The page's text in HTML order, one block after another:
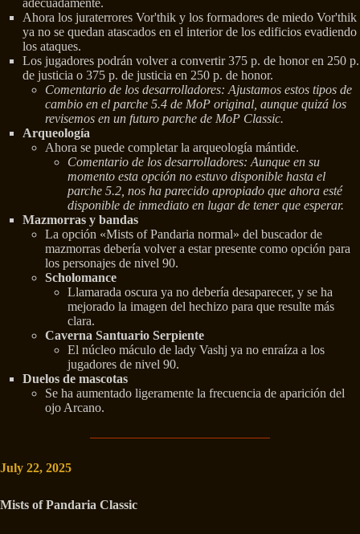
adecuadamente.
Ahora los juraterrores Vor'thik y los formadores de miedo Vor'thik
ya no se quedan atascados en el interior de los edificios evadiendo
los ataques.
Los jugadores podrán volver a convertir 375 p. de honor en 250 p.
de justicia o 375 p. de justicia en 250 p. de honor.
Comentario de los desarrolladores: Ajustamos estos tipos de
cambio en el parche 5.4 de MoP original, aunque quizá los
revisemos en un futuro parche de MoP Classic.
Arqueología
Ahora se puede completar la arqueología mántide.
Comentario de los desarrolladores: Aunque en su
momento esta opción no estuvo disponible hasta el
parche 5.2, nos ha parecido apropiado que ahora esté
disponible de inmediato en lugar de tener que esperar.
Mazmorras y bandas
La opción «Mists of Pandaria normal» del buscador de
mazmorras debería volver a estar presente como opción para
los personajes de nivel 90.
Scholomance
Llamarada oscura ya no debería desaparecer, y se ha
mejorado la imagen del hechizo para que resulte más
clara.
Caverna Santuario Serpiente
El núcleo máculo de lady Vashj ya no enraíza a los
jugadores de nivel 90.
Duelos de mascotas
Se ha aumentado ligeramente la frecuencia de aparición del
ojo Arcano.
July 22, 2025
Mists of Pandaria Classic